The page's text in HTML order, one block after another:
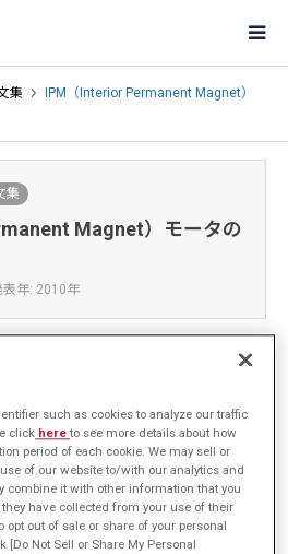
集
IPM（Interior Permanent Magnet）
集
Magnet）モータの
表年: 2010年
such as cookies to analyze our traffic
click hereto see more details about how
period of each cookie. We may sell or
of our website to/with our analytics and
combine it with other information that you
have collected from your use of their
opt out of sale or share of your personal
Not Sell or Share My Personal